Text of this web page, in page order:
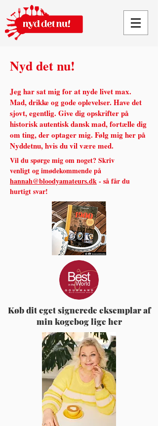
Nyd det nu!
Jeg har sat mig for at nyde livet max.
Mad, drikke og gode oplevelser. Have det
sjovt, egentlig. Give dig opskrifter på
historisk autentisk dansk mad, fortælle dig
om ting, der optager mig. Følg mig her på
Nyddetnu, hvis du vil være med.
Vil du spørge mig om noget? Skriv
venligt og imødekommende på
hannah@bloodyamateurs.dk- så får du
hurtigt svar!
Køb dit eget signerede eksemplar af
min kogebog lige her